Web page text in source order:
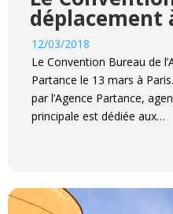
déplacement
12/03/2018
Le Convention Bureau de
Partance le 13 mars à
par l’Agence Partance,
principale est dédiée aux…